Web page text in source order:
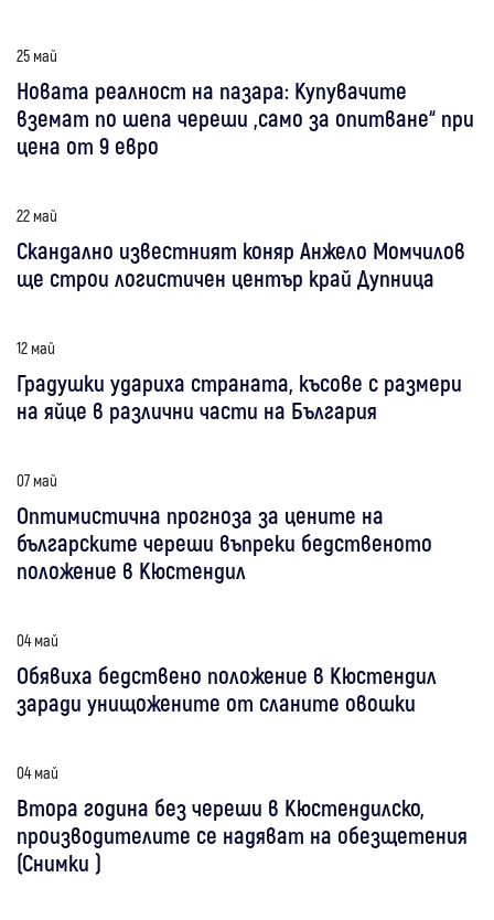
25 май
Новата реалност на пазара: Купувачите
вземат по шепа череши „само за опитване“ при
цена от 9 евро
22 май
Скандално известният коняр Анжело Момчилов
ще строи логистичен център край Дупница
12 май
Градушки удариха страната, късове с размери
на яйце в различни части на България
07 май
Оптимистична прогноза за цените на
българските череши въпреки бедственото
положение в Кюстендил
04 май
Обявиха бедствено положение в Кюстендил
заради унищожените от сланите овошки
04 май
Втора година без череши в Кюстендилско,
производителите се надяват на обезщетения
(Снимки )